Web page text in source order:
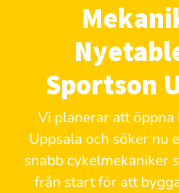
Sportson
Vi planerar att
Uppsala och söker nu
snabb cykelmekaniker
från start för att